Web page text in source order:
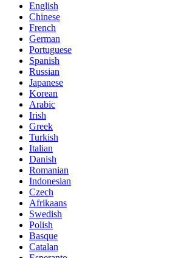
English
Chinese
French
German
Portuguese
Spanish
Russian
Japanese
Korean
Arabic
Irish
Greek
Turkish
Italian
Danish
Romanian
Indonesian
Czech
Afrikaans
Swedish
Polish
Basque
Catalan